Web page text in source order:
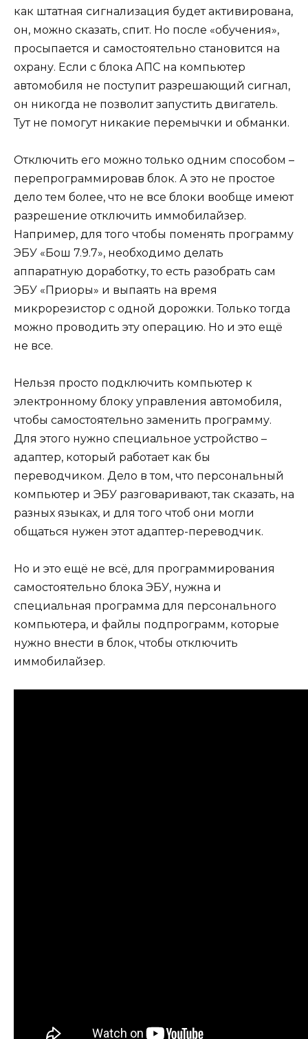
как штатная сигнализация будет активирована,
он, можно сказать, спит. Но после «обучения»,
просыпается и самостоятельно становится на
охрану. Если с блока АПС на компьютер
автомобиля не поступит разрешающий сигнал,
он никогда не позволит запустить двигатель.
Тут не помогут никакие перемычки и обманки.
Отключить его можно только одним способом –
перепрограммировав блок. А это не простое
дело тем более, что не все блоки вообще имеют
разрешение отключить иммобилайзер.
Например, для того чтобы поменять программу
ЭБУ «Бош 7.9.7», необходимо делать
аппаратную доработку, то есть разобрать сам
ЭБУ «Приоры» и выпаять на время
микрорезистор с одной дорожки. Только тогда
можно проводить эту операцию. Но и это ещё
не все.
Нельзя просто подключить компьютер к
электронному блоку управления автомобиля,
чтобы самостоятельно заменить программу.
Для этого нужно специальное устройство –
адаптер, который работает как бы
переводчиком. Дело в том, что персональный
компьютер и ЭБУ разговаривают, так сказать, на
разных языках, и для того чтоб они могли
общаться нужен этот адаптер-переводчик.
Но и это ещё не всё, для программирования
самостоятельно блока ЭБУ, нужна и
специальная программа для персонального
компьютера, и файлы подпрограмм, которые
нужно внести в блок, чтобы отключить
иммобилайзер.